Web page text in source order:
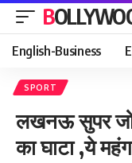
English-Business
SPORT
लखनऊ सुपर
का घाटा ,ये